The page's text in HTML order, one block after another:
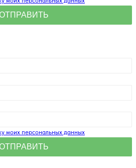
моих персональных данных